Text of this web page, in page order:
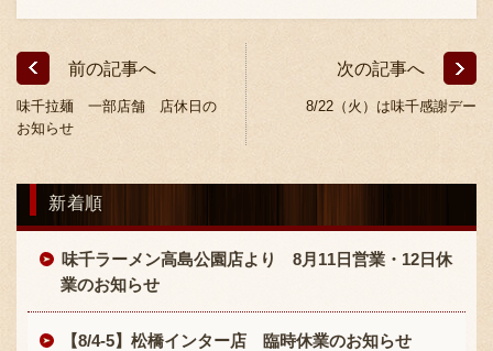
前の記事へ
味千拉麺 一部店舗 店休日の
お知らせ
次の記事へ
8/22（火）は味千感謝デー
新着順
味千ラーメン高島公園店より 8月11日営業・12日休
業のお知らせ
【8/4-5】松橋インター店 臨時休業のお知らせ